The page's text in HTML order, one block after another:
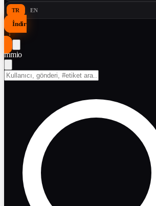
TR EN
İndir
↓
mmio